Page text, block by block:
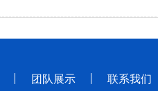
团队展示 联系我们